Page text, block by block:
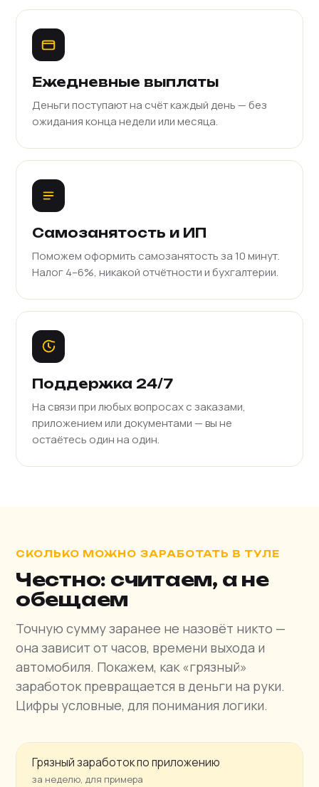
Ежедневные выплаты
Деньги поступают на счёт каждый день — без
ожидания конца недели или месяца.
Самозанятость и ИП
Поможем оформить самозанятость за 10 минут.
Налог 4–6%, никакой отчётности и бухгалтерии.
Поддержка 24/7
На связи при любых вопросах с заказами,
приложением или документами — вы не
остаётесь один на один.
СКОЛЬКО МОЖНО ЗАРАБОТАТЬ В ТУЛЕ
Честно: считаем, а не
обещаем
Точную сумму заранее не назовёт никто —
она зависит от часов, времени выхода и
автомобиля. Покажем, как «грязный»
заработок превращается в деньги на руки.
Цифры условные, для понимания логики.
Грязный заработок по приложению
за неделю, для примера